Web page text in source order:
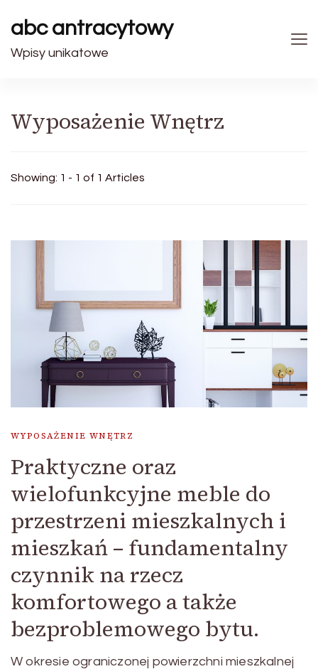
abc antracytowy
Wpisy unikatowe
Wyposażenie Wnętrz
Showing: 1 - 1 of 1 Articles
WYPOSAŻENIE WNĘTRZ
Praktyczne oraz
wielofunkcyjne meble do
przestrzeni mieszkalnych i
mieszkań – fundamentalny
czynnik na rzecz
komfortowego a także
bezproblemowego bytu.
W okresie ograniczonej powierzchni mieszkalnej